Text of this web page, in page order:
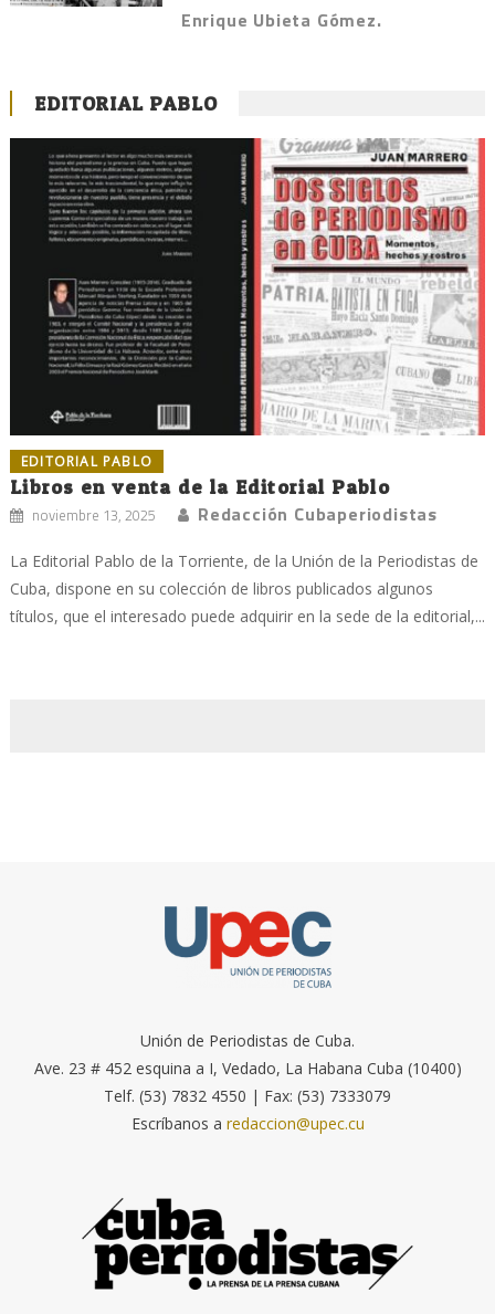
Enrique Ubieta Gómez.
EDITORIAL PABLO
EDITORIAL PABLO
Libros en venta de la Editorial Pablo
noviembre 13, 2025 Redacción Cubaperiodistas
La Editorial Pablo de la Torriente, de la Unión de la Periodistas de
Cuba, dispone en su colección de libros publicados algunos
títulos, que el interesado puede adquirir en la sede de la editorial,...
Unión de Periodistas de Cuba.
Ave. 23 # 452 esquina a I, Vedado, La Habana Cuba (10400)
Telf. (53) 7832 4550 | Fax: (53) 7333079
Escríbanos a redaccion@upec.cu